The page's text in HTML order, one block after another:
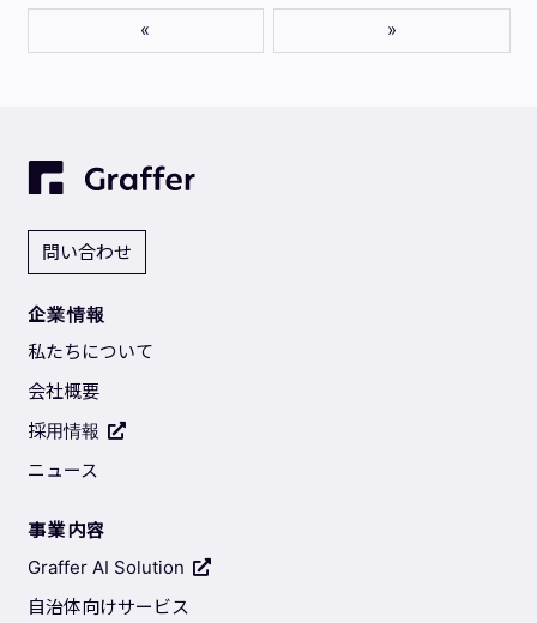
« »
問い合わせ
企業情報
私たちについて
会社概要
採用情報
ニュース
事業内容
Graffer AI Solution
自治体向けサービス